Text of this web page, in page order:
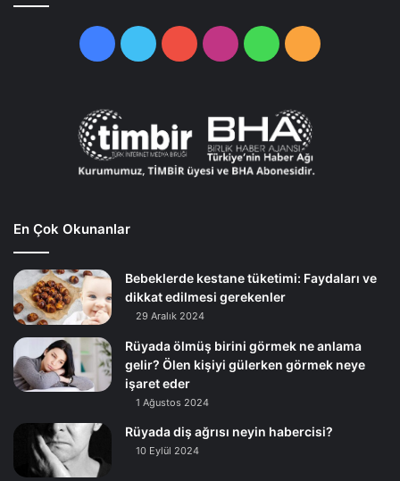
FacebookTwitterYouTubeInstagramWhatsApp
RSS
En Çok Okunanlar
Bebeklerde kestane tüketimi: Faydaları ve
dikkat edilmesi gerekenler
29 Aralık 2024
Rüyada ölmüş birini görmek ne anlama
gelir? Ölen kişiyi gülerken görmek neye
işaret eder
1 Ağustos 2024
Rüyada diş ağrısı neyin habercisi?
10 Eylül 2024